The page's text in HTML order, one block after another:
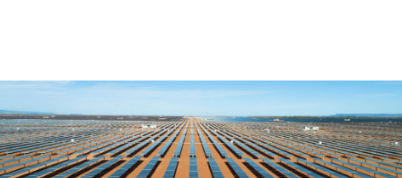
Impianto solare